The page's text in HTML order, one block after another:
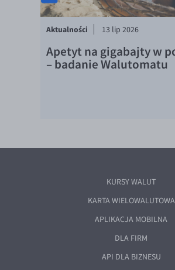
Aktualności 13 lip 2026
Apetyt na gigabajty w
– badanie Walutomatu
KURSY WALUT
KARTA WIELOWALUTOWA
APLIKACJA MOBILNA
DLA FIRM
API DLA BIZNESU